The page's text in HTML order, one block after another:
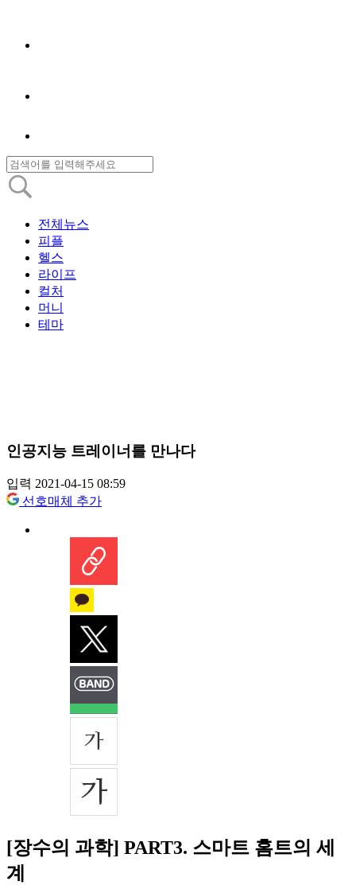
전체뉴스
피플
헬스
라이프
컬처
머니
테마
인공지능 트레이너를 만나다
입력 2021-04-15 08:59
선호매체 추가
[장수의 과학] PART3. 스마트 홈트의 세
계